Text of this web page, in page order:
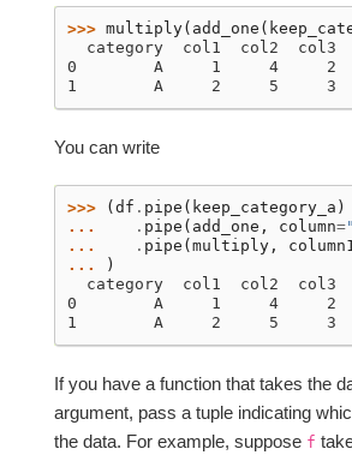
>>> multiply( add_one (
category  col1  col2  col3
0        A     1     4     2
1        A     2     5     3
You can write
>>> ( df . pipe ( keep_category_a )
...
. pipe ( add_one , column=
...
. pipe ( multiply ,
...
)
category  col1  col2  col3
0        A     1     4     2
1        A     2     5     3
If you have a function that takes the
argument, pass a tuple indicating
the data. For example, suppose f